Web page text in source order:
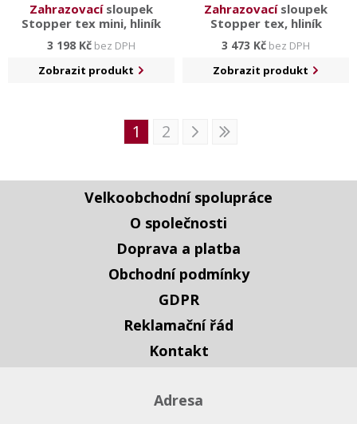
Zahrazovacísloupek
Stopper tex mini, hliník
3 198 Kč bez DPH
Zobrazit produkt
Zahrazovacísloupek
Stopper tex, hliník
3 473 Kč bez DPH
Zobrazit produkt
1 2
Velkoobchodní spolupráce
O společnosti
Doprava a platba
Obchodní podmínky
GDPR
Reklamační řád
Kontakt
Adresa